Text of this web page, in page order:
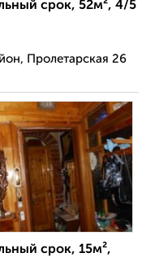
срок, 52м², 4/5
Пролетарская 26
срок, 15м²,